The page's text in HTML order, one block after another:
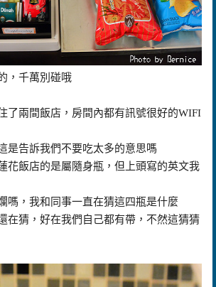
，千萬別碰哦
了兩間飯店，房間內都有訊號很好的WIFI
是告訴我們不要吃太多的意思嗎
花飯店的是屬隨身瓶，但上頭寫的英文我
嗎，我和同事一直在猜這四瓶是什麼
在猜，好在我們自己都有帶，不然這猜猜